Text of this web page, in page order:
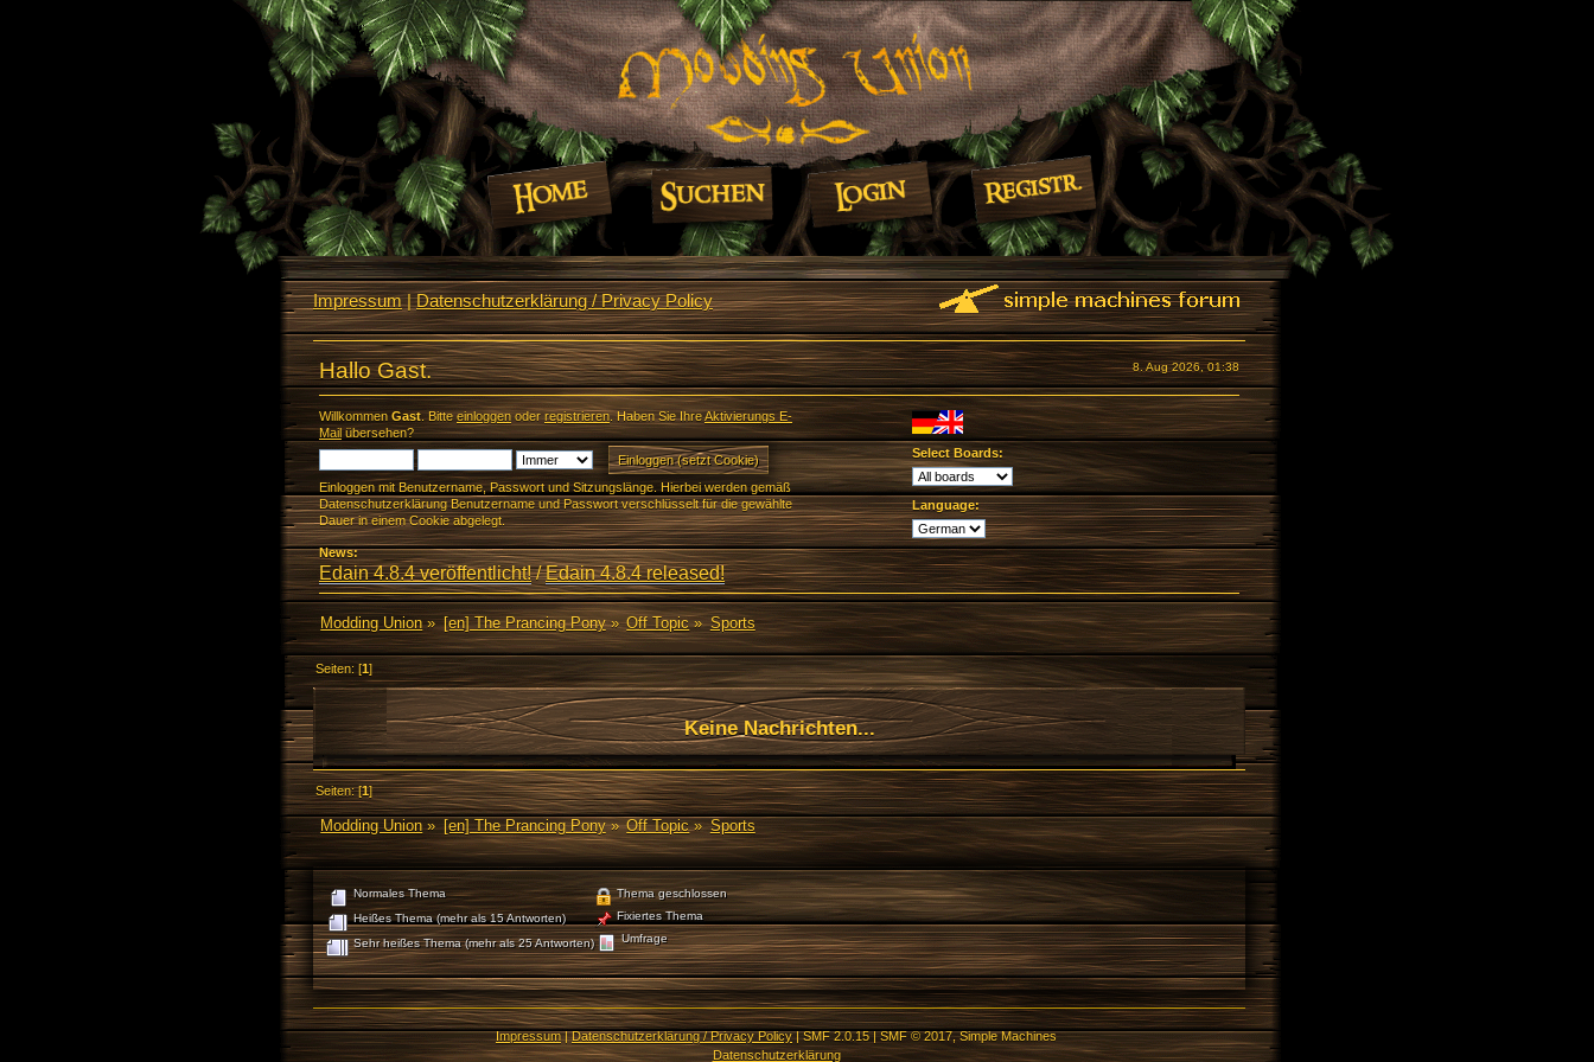
Impressum|Datenschutzerklärung / Privacy Policy
8. Aug 2026, 01:38
Hallo Gast.
Willkommen Gast. Bitte einloggenoderregistrieren. Haben Sie IhreAktivierungs E-
Mailübersehen?
Einloggen mit Benutzername, Passwort und Sitzungslänge. Hierbei werden gemäß
Datenschutzerklärung Benutzername und Passwort verschlüsselt für die gewählte
Dauer in einem Cookie abgelegt.
Select Boards:
Language:
News:
Edain 4.8.4 veröffentlicht!/Edain 4.8.4 released!
Modding Union» [en] The Prancing Pony» Off Topic» Sports
Seiten: [1]
Keine Nachrichten...
Seiten: [1]
Modding Union» [en] The Prancing Pony» Off Topic» Sports
Normales Thema
Heißes Thema (mehr als 15 Antworten)
Sehr heißes Thema (mehr als 25 Antworten)
Thema geschlossen
Fixiertes Thema
Umfrage
Impressum|Datenschutzerklärung / Privacy Policy|SMF 2.0.15|SMF © 2017,Simple Machines
Datenschutzerklärung